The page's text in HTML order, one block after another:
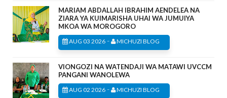
MARIAM ABDALLAH IBRAHIM AENDELEA NA
ZIARA YA KUIMARISHA UHAI WA JUMUIYA
MKOA WA MOROGORO
AUG 03 2026 - MICHUZI BLOG
VIONGOZI NA WATENDAJI WA MATAWI UVCCM
PANGANI WANOLEWA
AUG 02 2026 - MICHUZI BLOG